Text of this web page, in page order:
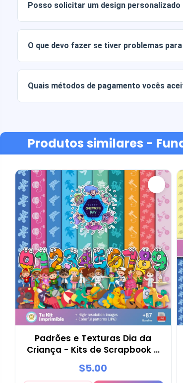
Posso solicitar um design personalizado
O que devo fazer se tiver problemas
Quais métodos de pagamento vocês
Produtos similares -
Padrões e Texturas Dia da
Criança - Kits de Scrapbook e
Festas
$5.00